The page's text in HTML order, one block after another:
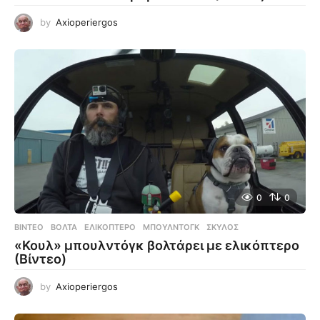
by Axioperiergos
0 0
ΒΊΝΤΕΟ ΒΌΛΤΑ ,ΕΛΙΚΌΠΤΕΡΟ ,ΜΠΟΥΛΝΤΌΓΚ ,ΣΚΎΛΟΣ
«Κουλ» μπουλντόγκ βολτάρει με ελικόπτερο
(Βίντεο)
by Axioperiergos